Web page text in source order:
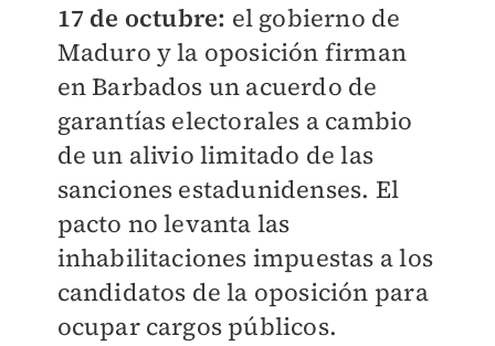
17 de octubre: el gobierno de
Maduro y la oposición firman
en Barbados un acuerdo de
garantías electorales a cambio
de un alivio limitado de las
sanciones estadunidenses. El
pacto no levanta las
inhabilitaciones impuestas a los
candidatos de la oposición para
ocupar cargos públicos.